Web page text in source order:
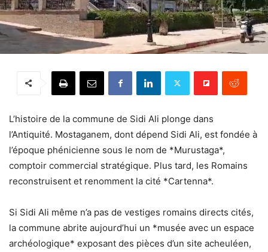
L’histoire de la commune de Sidi Ali plonge dans
l’Antiquité. Mostaganem, dont dépend Sidi Ali, est fondée à
l’époque phénicienne sous le nom de *Murustaga*,
comptoir commercial stratégique. Plus tard, les Romains
reconstruisent et renomment la cité *Cartenna*.
Si Sidi Ali même n’a pas de vestiges romains directs cités,
la commune abrite aujourd’hui un *musée avec un espace
archéologique* exposant des pièces d’un site acheuléen,